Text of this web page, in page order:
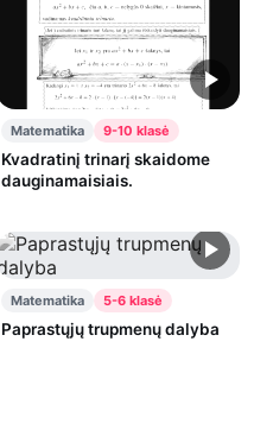
Matematika 9-10 klasė
Kvadratinį trinarį skaidome
dauginamaisiais.
Matematika 5-6 klasė
Paprastųjų trupmenų dalyba